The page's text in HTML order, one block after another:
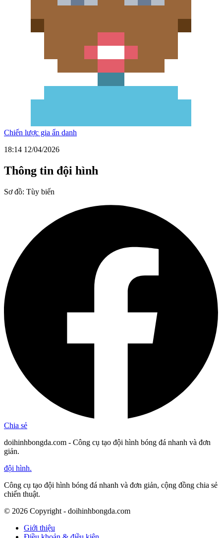
Chiến lược gia ẩn danh
18:14 12/04/2026
Thông tin đội hình
Sơ đồ: Tùy biến
Chia sẻ
doihinhbongda.com - Công cụ tạo đội hình bóng đá nhanh và đơn
giản.
đội hình.
Công cụ tạo đội hình bóng đá nhanh và đơn giản, cộng đồng chia sẻ
chiến thuật.
© 2026 Copyright - doihinhbongda.com
Giới thiệu